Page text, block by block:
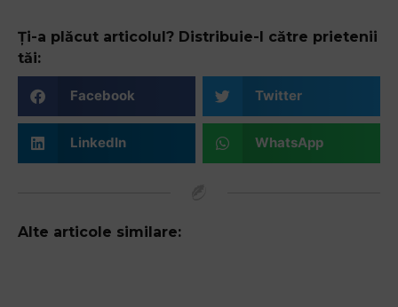
Ți-a plăcut articolul? Distribuie-l către prietenii
tăi:
Facebook Twitter
LinkedIn WhatsApp
Alte articole similare: